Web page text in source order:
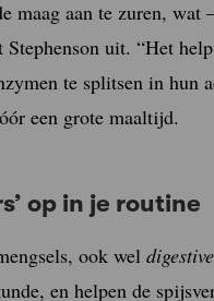
maag aan te zuren,
uit. “Het
te splitsen in hun
een grote maaltijd.
op in je routine
ook wel
en helpen de